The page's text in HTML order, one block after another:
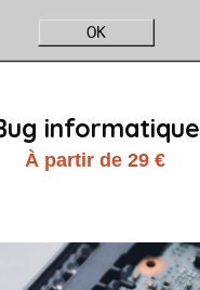
informatique
À partir de 29 €